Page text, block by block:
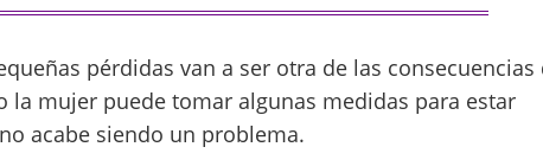
pérdidas van a ser otra de las consecuencias
la mujer puede tomar algunas medidas para estar
acabe siendo un problema.